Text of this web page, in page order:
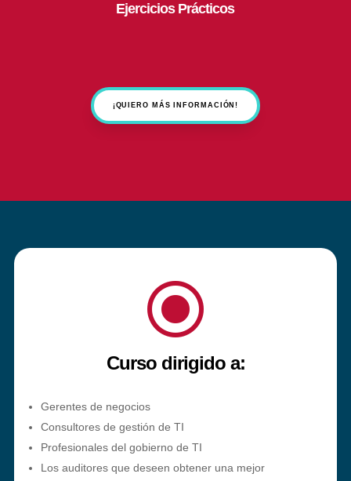
Ejercicios Prácticos
¡QUIERO MÁS INFORMACIÓN!
\
Curso dirigido a:
Gerentes de negocios
Consultores de gestión de TI
Profesionales del gobierno de TI
Los auditores que deseen obtener una mejor